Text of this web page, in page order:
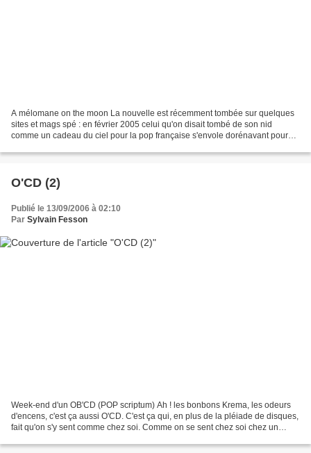
A mélomane on the moon La nouvelle est récemment tombée sur quelques
sites et mags spé : en février 2005 celui qu'on disait tombé de son nid
comme un cadeau du ciel pour la pop française s'envole dorénavant pour
O'CD (2)
Publié le 13/09/2006 à 02:10
Par Sylvain Fesson
Week-end d'un OB'CD (POP scriptum) Ah ! les bonbons Krema, les odeurs
d'encens, c'est ça aussi O'CD. C'est ça qui, en plus de la pléiade de disques,
fait qu'on s'y sent comme chez soi. Comme on se sent chez soi chez un